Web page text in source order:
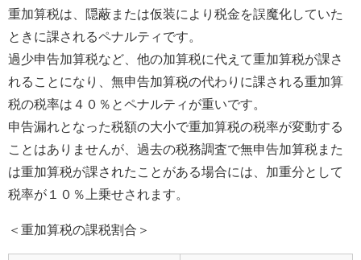
重加算税は、隠蔽または仮装により税金を誤魔化していた
ときに課されるペナルティです。
過少申告加算税など、他の加算税に代えて重加算税が課さ
れることになり、無申告加算税の代わりに課される重加算
税の税率は４０％とペナルティが重いです。
申告漏れとなった税額の大小で重加算税の税率が変動する
ことはありませんが、過去の税務調査で無申告加算税また
は重加算税が課されたことがある場合には、加重分として
税率が１０％上乗せされます。
＜重加算税の課税割合＞